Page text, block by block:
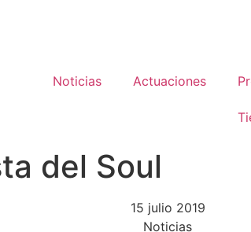
Noticias Actuaciones
del Soul
15 julio 2019
Noticias